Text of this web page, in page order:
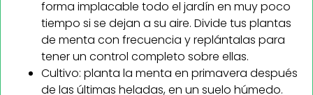
forma implacable todo el jardín en muy poco
tiempo si se dejan a su aire. Divide tus plantas
de menta con frecuencia y replántalas para
tener un control completo sobre ellas.
Cultivo: planta la menta en primavera después
de las últimas heladas, en un suelo húmedo.